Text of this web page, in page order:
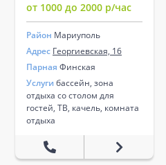
от 1000 до 2000 р/час
Район Мариуполь
Адрес Георгиевская, 16
Парная Финская
Услуги бассейн, зона
отдыха со столом для
гостей, ТВ, качель, комната
отдыха